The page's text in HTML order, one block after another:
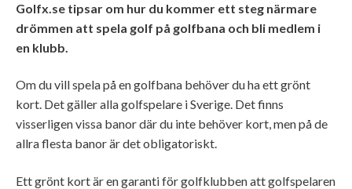
Golfx.se tipsar om hur du kommer ett steg närmare
drömmen att spela golf på golfbana och bli medlem i
en klubb.
Om du vill spela på en golfbana behöver du ha ett grönt
kort. Det gäller alla golfspelare i Sverige. Det finns
visserligen vissa banor där du inte behöver kort, men på de
allra flesta banor är det obligatoriskt.
Ett grönt kort är en garanti för golfklubben att golfspelaren